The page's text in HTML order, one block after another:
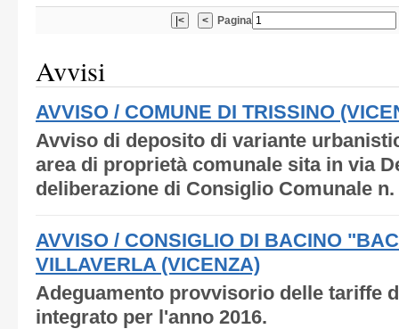
Pagina
Avvisi
AVVISO / COMUNE DI TRISSINO
Avviso di deposito di variante
area di proprietà comunale sita in via
deliberazione di Consiglio Comunale n.
AVVISO / CONSIGLIO DI BACINO
VILLAVERLA (VICENZA)
Adeguamento provvisorio delle tariffe
integrato per l'anno 2016.